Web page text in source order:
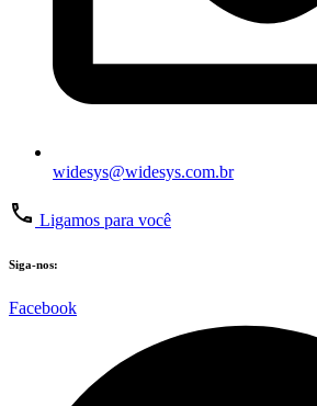
widesys@widesys.com.br
Ligamos para você
Siga-nos:
Facebook